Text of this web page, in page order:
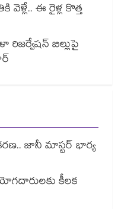
వెళ్లే.. ఈ రైళ్ల కొత్త
బిల్లుపై
జానీ మాస్టర్ భార్య
కీలక